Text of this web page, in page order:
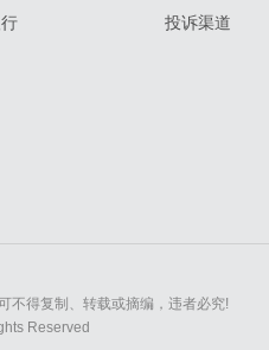
投诉渠道
不得复制、转载或摘编，违者必究!
Reserved